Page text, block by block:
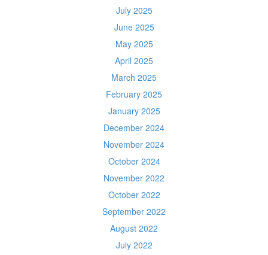
July 2025
June 2025
May 2025
April 2025
March 2025
February 2025
January 2025
December 2024
November 2024
October 2024
November 2022
October 2022
September 2022
August 2022
July 2022